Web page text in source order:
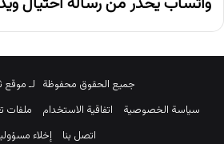
جميع الحقوق محفوظة لـ موقع
سياسة الخصوصية
اتفاقية الاستخدام ملفات
اتصل بنا
إخلاء